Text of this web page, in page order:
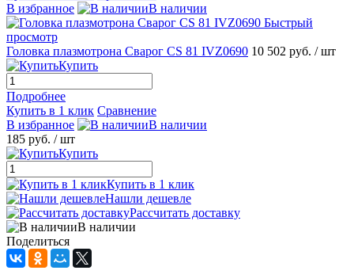
В избранное
В наличии
Быстрый
просмотр
Головка плазмотрона Сварог CS 81 IVZ0690 10 502 руб. / шт
Купить
Подробнее
Купить в 1 клик Сравнение
В избранное
В наличии
185 руб. / шт
Купить
Купить в 1 клик
Нашли дешевле
Рассчитать доставку
В наличии
Поделиться